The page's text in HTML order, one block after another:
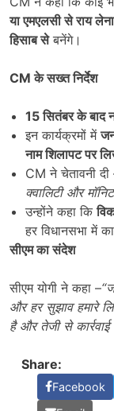
या एमएलसी से राय
हिसाब सेबनेंगे।
CMके सख्त निर्देश
15सितंबर के बाद
इन कार्यक्रमों में
नाम शिलापट पर
CM ने चेतावनी दी
क्वालिटी और
उन्होंने कहा कि
हर विधानसभा में
सीएम का संदेश
सीएम योगी ने कहा –“
और हर सुझाव हमारे
है और तेजी से कार्रवाई
Share:
Facebook